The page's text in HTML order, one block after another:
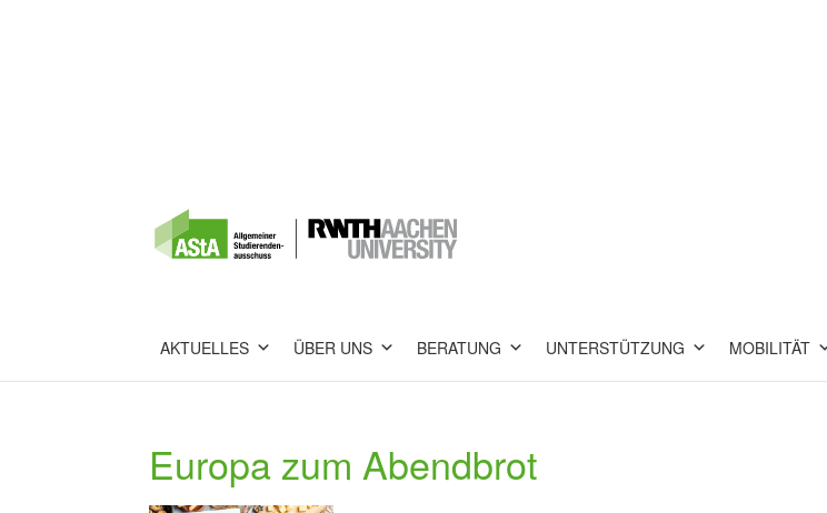
AKTUELLES ÜBER UNS BERATUNG UNTERSTÜTZUNG MOBILITÄT
Europa zum Abendbrot